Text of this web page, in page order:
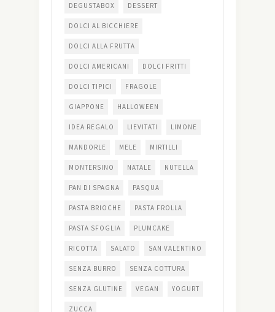
DEGUSTABOX DESSERT
DOLCI AL BICCHIERE
DOLCI ALLA FRUTTA
DOLCI AMERICANI DOLCI FRITTI
DOLCI TIPICI FRAGOLE
GIAPPONE HALLOWEEN
IDEA REGALO LIEVITATI LIMONE
MANDORLE MELE MIRTILLI
MONTERSINO NATALE NUTELLA
PAN DI SPAGNA PASQUA
PASTA BRIOCHE PASTA FROLLA
PASTA SFOGLIA PLUMCAKE
RICOTTA SALATO SAN VALENTINO
SENZA BURRO SENZA COTTURA
SENZA GLUTINE VEGAN YOGURT
ZUCCA